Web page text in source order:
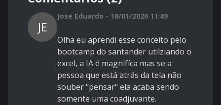
JE
Jose Eduardo - 18/01/2026 11:49
Olha eu aprendi esse conceito pelo
bootcamp do santander utilziando o
excel, a IA é magnifíca mas se a
pessoa que está atrás da tela não
souber "pensar" ela acaba sendo
somente uma coadjuvante.